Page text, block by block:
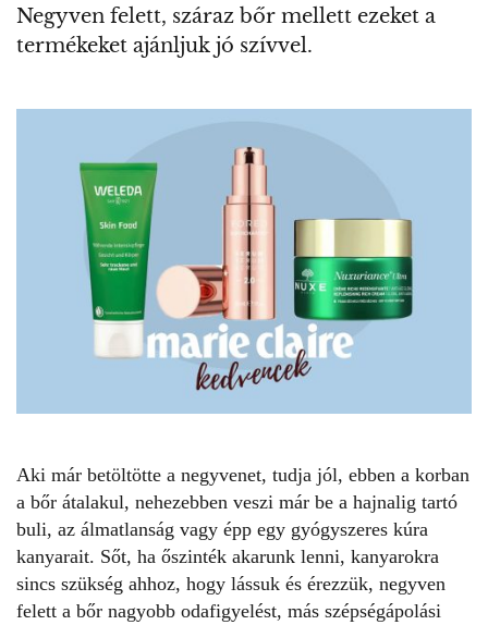
Negyven felett, száraz bőr mellett ezeket a
termékeket ajánljuk jó szívvel.
Aki már betöltötte a negyvenet, tudja jól, ebben a korban
a bőr átalakul, nehezebben veszi már be a hajnalig tartó
buli, az álmatlanság vagy épp egy gyógyszeres kúra
kanyarait. Sőt, ha őszinték akarunk lenni, kanyarokra
sincs szükség ahhoz, hogy lássuk és érezzük, negyven
felett a bőr nagyobb odafigyelést, más szépségápolási